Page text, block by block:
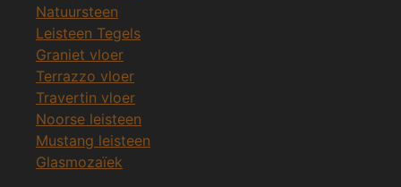
Natuursteen
Leisteen Tegels
Graniet vloer
Terrazzo vloer
Travertin vloer
Noorse leisteen
Mustang leisteen
Glasmozaïek